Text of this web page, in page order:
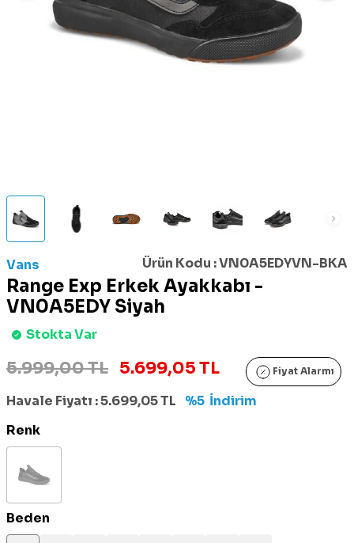
Vans Ürün Kodu :VN0A5EDYVN-BKA
Range Exp Erkek Ayakkabı -
VN0A5EDY Siyah
Stokta Var
5.999,00 TL 5.699,05 TL Fiyat Alarmı
Havale Fiyatı :5.699,05TL %5 İndirim
Renk
Beden